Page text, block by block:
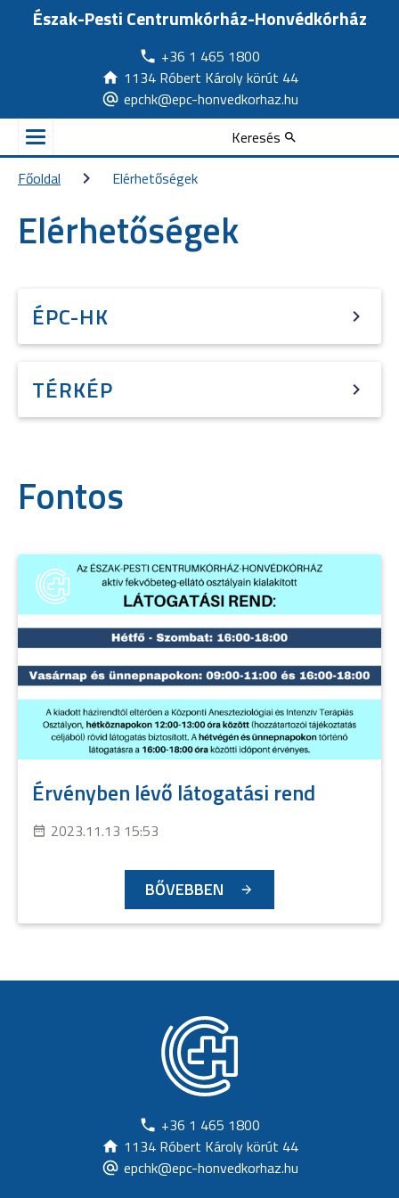
Észak-Pesti Centrumkórház-Honvédkórház
+36 1 465 1800
1134 Róbert Károly körút 44
epchk@epc-honvedkorhaz.hu
Keresés
Főoldal
Elérhetőségek
Elérhetőségek
ÉPC-HK
TÉRKÉP
Fontos
Érvényben lévő látogatási rend
2023.11.13 15:53
BŐVEBBEN
+36 1 465 1800
1134 Róbert Károly körút 44
epchk@epc-honvedkorhaz.hu